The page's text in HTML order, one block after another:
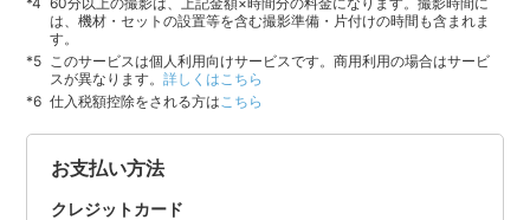
は、機材・セットの設置等を含む撮影準備・片付けの時間も含まれま
す。
このサービスは個人利用向けサービスです。商用利用の場合はサービ
スが異なります。詳しくはこちら
仕入税額控除をされる方は こちら
お支払い方法
クレジットカード